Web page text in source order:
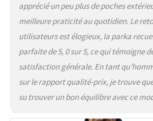
apprécié un peu plus de poches
meilleure praticité au quotidien. Le
utilisateurs est élogieux, la parka
parfaite de 5, 0 sur 5, ce qui témoigne
satisfaction générale. En tant
sur le rapport qualité-prix, je trouve
su trouver un bon équilibre avec ce